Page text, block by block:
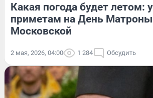
Какая погода будет летом:
приметам на День Матроны
Московской
2 мая, 2026, 04:00 1 284 Обсудить